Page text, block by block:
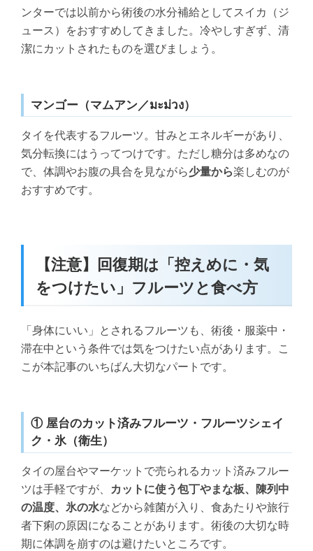
ンターでは以前から術後の水分補給としてスイカ（ジ
ュース）をおすすめしてきました。冷やしすぎず、清
潔にカットされたものを選びましょう。
マンゴー（マムアン／มะม่วง）
タイを代表するフルーツ。甘みとエネルギーがあり、
気分転換にはうってつけです。ただし糖分は多めなの
で、体調やお腹の具合を見ながら少量から楽しむのが
おすすめです。
【注意】回復期は「控えめに・気
をつけたい」フルーツと食べ方
「身体にいい」とされるフルーツも、術後・服薬中・
滞在中という条件では気をつけたい点があります。こ
こが本記事のいちばん大切なパートです。
① 屋台のカット済みフルーツ・フルーツシェイ
ク・氷（衛生）
タイの屋台やマーケットで売られるカット済みフルー
ツは手軽ですが、
カットに使う包丁やまな板、陳列中
の温度、氷の水などから雑菌が入り、食あたりや旅行
者下痢の原因になることがあります。術後の大切な時
期に体調を崩すのは避けたいところです。